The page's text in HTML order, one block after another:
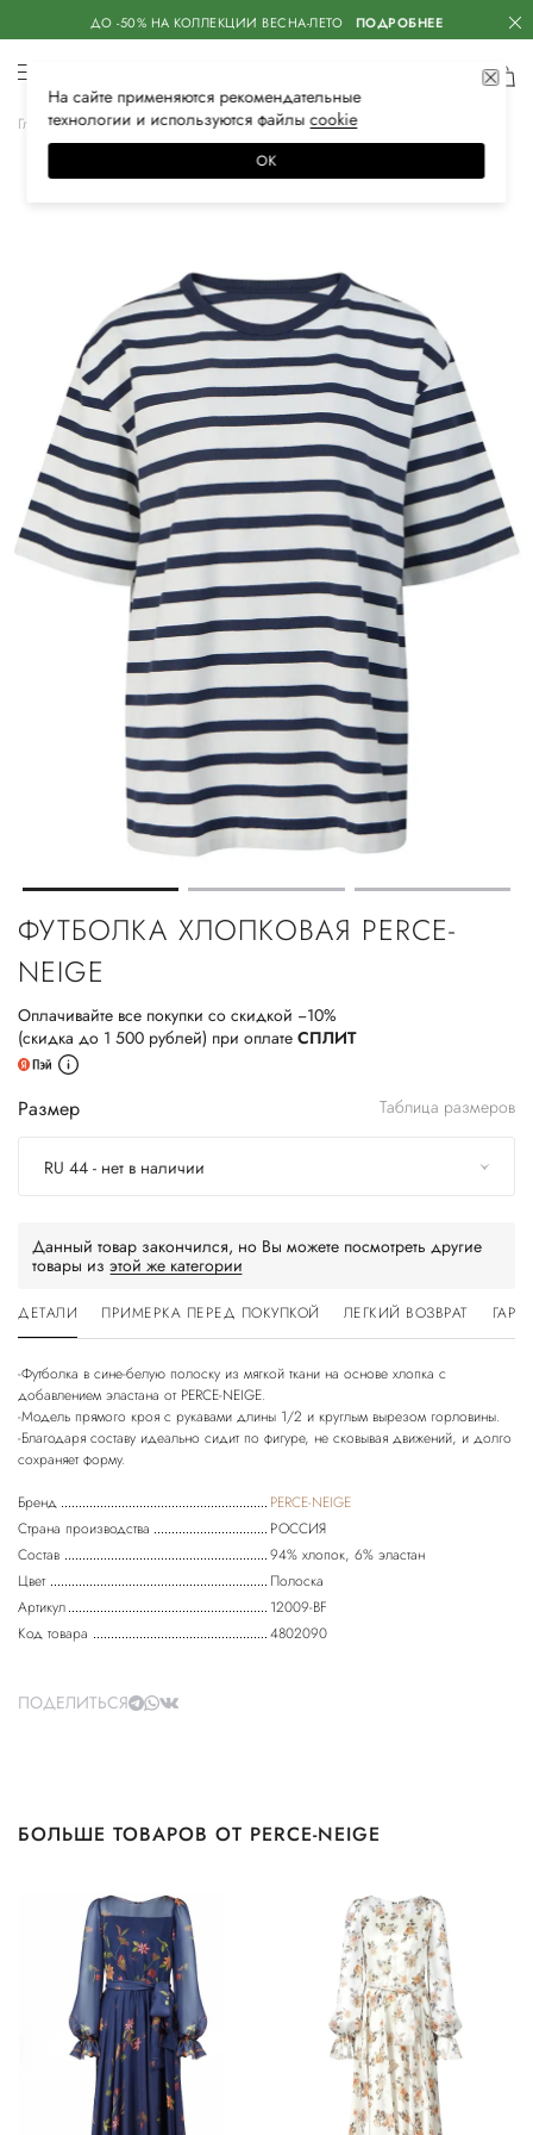
ДО -50% НА КОЛЛЕКЦИИ ВЕСНА-ЛЕТО ПОДРОБНЕЕ
Главная Женская Одежда Футболки
ФУТБОЛКА ХЛОПКОВАЯ PERCE-
NEIGE
Оплачивайте все покупки со скидкой −10%
(скидка до 1 500 рублей) при оплате СПЛИТ
Размер Таблица размеров
RU 44 - нет в наличии
Данный товар закончился, но Вы можете посмотреть другие
товары из этой же категории
ДЕТАЛИ ПРИМЕРКА ПЕРЕД ПОКУПКОЙ ЛЕГКИЙ ВОЗВРАТ
-Футболка в сине-белую полоску из мягкой ткани на основе хлопка с
добавлением эластана от PERCE-NEIGE.
-Модель прямого кроя с рукавами длины 1/2 и круглым вырезом горловины.
-Благодаря составу идеально сидит по фигуре, не сковывая движений, и долго
сохраняет форму.
Бренд
PERCE-NEIGE
Страна производства
РОССИЯ
Состав
94% хлопок, 6% эластан
Цвет
Полоска
Артикул
12009-BF
Код товара
4802090
ПОДЕЛИТЬСЯ
БОЛЬШЕ ТОВАРОВ ОТ PERCE-NEIGE
На сайте применяются рекомендательные
технологии и используются файлысооkiе
ОК